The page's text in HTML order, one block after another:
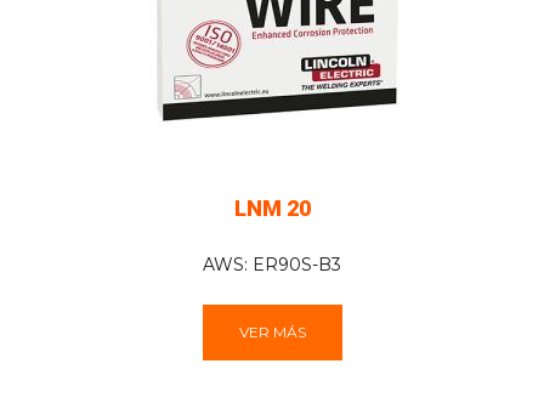
LNM 20
AWS: ER90S-B3
VER MÁS